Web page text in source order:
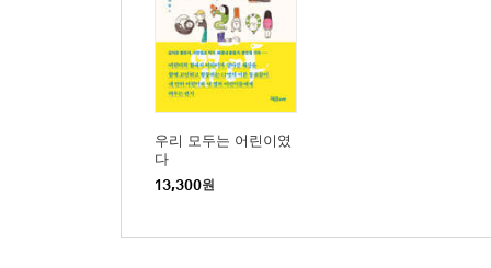
우리 모두는 어린이였
다
13,300원